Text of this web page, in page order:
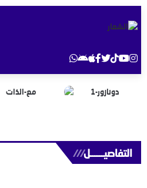
التفاصيــــــل///